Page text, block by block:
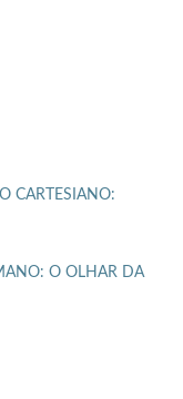
CARTESIANO:
O OLHAR DA